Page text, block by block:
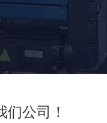
们公司！